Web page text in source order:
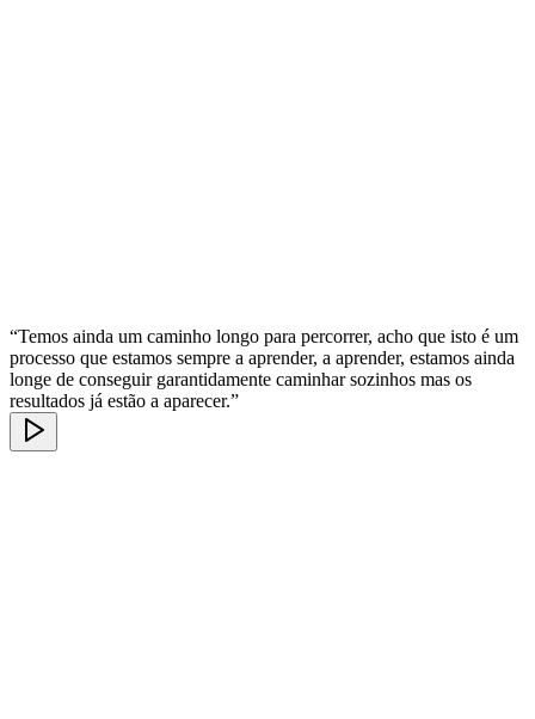
“Temos ainda um caminho longo para percorrer, acho que isto é um
processo que estamos sempre a aprender, a aprender, estamos ainda
longe de conseguir garantidamente caminhar sozinhos mas os
resultados já estão a aparecer.”